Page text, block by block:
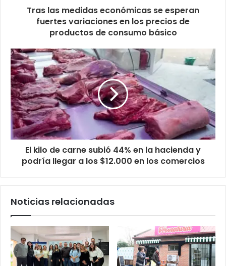
Tras las medidas económicas se esperan
fuertes variaciones en los precios de
productos de consumo básico
El kilo de carne subió 44% en la hacienda y
podría llegar a los $12.000 en los comercios
Noticias relacionadas